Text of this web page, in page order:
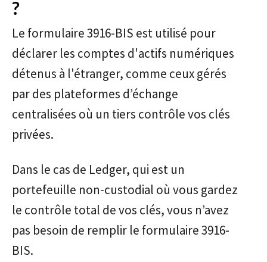
?
Le formulaire 3916-BIS est utilisé pour
déclarer les comptes d'actifs numériques
détenus à l'étranger, comme ceux gérés
par des plateformes d’échange
centralisées où un tiers contrôle vos clés
privées.
Dans le cas de Ledger, qui est un
portefeuille non-custodial où vous gardez
le contrôle total de vos clés, vous n’avez
pas besoin de remplir le formulaire 3916-
BIS.